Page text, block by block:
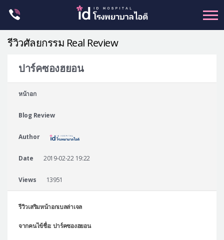
ศัลยกรรม โครงหน้า
ศัลยกรรมผู้ชาย
รีวิวศัลยกรรม Real Review
ปาร์คซองฮยอน
หน้าอก
Blog Review
Author
Date 2019-02-22 19:22
Views 13951
รีวิวเสริมหน้าอกเบลล่าเจล
จากคนไข้ชื่อ: ปาร์คซองฮยอน